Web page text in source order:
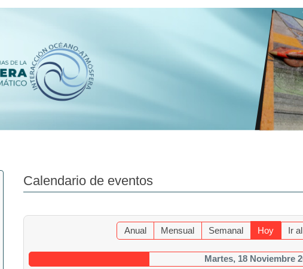
Calendario de eventos
Anual Mensual Semanal Hoy Ir
Martes, 18 Noviembre